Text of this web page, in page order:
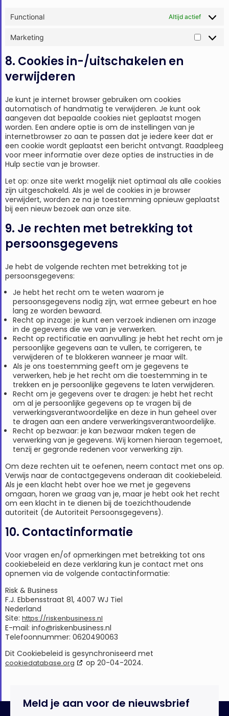
Functional Altijd actief
Marketing
8. Cookies in-/uitschakelen en
verwijderen
Je kunt je internet browser gebruiken om cookies
automatisch of handmatig te verwijderen. Je kunt ook
aangeven dat bepaalde cookies niet geplaatst mogen
worden. Een andere optie is om de instellingen van je
internetbrowser zo aan te passen dat je iedere keer dat er
een cookie wordt geplaatst een bericht ontvangt. Raadpleeg
voor meer informatie over deze opties de instructies in de
Hulp sectie van je browser.
Let op: onze site werkt mogelijk niet optimaal als alle cookies
zijn uitgeschakeld. Als je wel de cookies in je browser
verwijdert, worden ze na je toestemming opnieuw geplaatst
bij een nieuw bezoek aan onze site.
9. Je rechten met betrekking tot
persoonsgegevens
Je hebt de volgende rechten met betrekking tot je
persoonsgegevens:
Je hebt het recht om te weten waarom je
persoonsgegevens nodig zijn, wat ermee gebeurt en hoe
lang ze worden bewaard.
Recht op inzage: je kunt een verzoek indienen om inzage
in de gegevens die we van je verwerken.
Recht op rectificatie en aanvulling: je hebt het recht om je
persoonlijke gegevens aan te vullen, te corrigeren, te
verwijderen of te blokkeren wanneer je maar wilt.
Als je ons toestemming geeft om je gegevens te
verwerken, heb je het recht om die toestemming in te
trekken en je persoonlijke gegevens te laten verwijderen.
Recht om je gegevens over te dragen: je hebt het recht
om al je persoonlijke gegevens op te vragen bij de
verwerkingsverantwoordelijke en deze in hun geheel over
te dragen aan een andere verwerkingsverantwoordelijke.
Recht op bezwaar: je kan bezwaar maken tegen de
verwerking van je gegevens. Wij komen hieraan tegemoet,
tenzij er gegronde redenen voor verwerking zijn.
Om deze rechten uit te oefenen, neem contact met ons op.
Verwijs naar de contactgegevens onderaan dit cookiebeleid.
Als je een klacht hebt over hoe we met je gegevens
omgaan, horen we graag van je, maar je hebt ook het recht
om een klacht in te dienen bij de toezichthoudende
autoriteit (de Autoriteit Persoonsgegevens).
10. Contactinformatie
Voor vragen en/of opmerkingen met betrekking tot ons
cookiebeleid en deze verklaring kun je contact met ons
opnemen via de volgende contactinformatie:
Risk & Business
F.J. Ebbensstraat 81, 4007 WJ Tiel
Nederland
Site: https://riskenbusiness.nl
E-mail: info@riskenbusiness.nl
Telefoonnummer: 0620490063
Dit Cookiebeleid is gesynchroniseerd met
cookiedatabase.org op 20-04-2024.
Meld je aan voor de nieuwsbrief